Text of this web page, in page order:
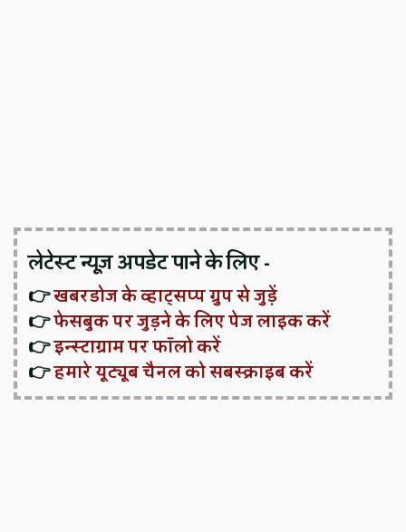
लेटेस्ट न्यूज़ अपडेट पाने के लिए -
👉खबरडोज के व्हाट्सप्प ग्रुप से जुड़ें
👉फेसबुक पर जुड़ने के लिए पेज लाइक करें
👉इन्स्टाग्राम पर फॉलो करें
👉हमारे यूट्यूब चैनल को सबस्क्राइब करें